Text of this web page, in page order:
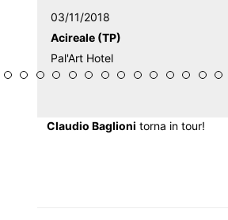
03/11/2018
Acireale (TP)
Pal'Art Hotel
Claudio Baglioni torna in tour!